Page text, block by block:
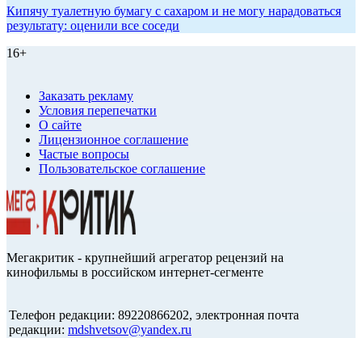
Кипячу туалетную бумагу с сахаром и не могу нарадоваться
результату: оценили все соседи
16+
Заказать рекламу
Условия перепечатки
О сайте
Лицензионное соглашение
Частые вопросы
Пользовательское соглашение
Мегакритик - крупнейший агрегатор рецензий на
кинофильмы в российском интернет-сегменте
Телефон редакции: 89220866202, электронная почта
редакции: mdshvetsov@yandex.ru